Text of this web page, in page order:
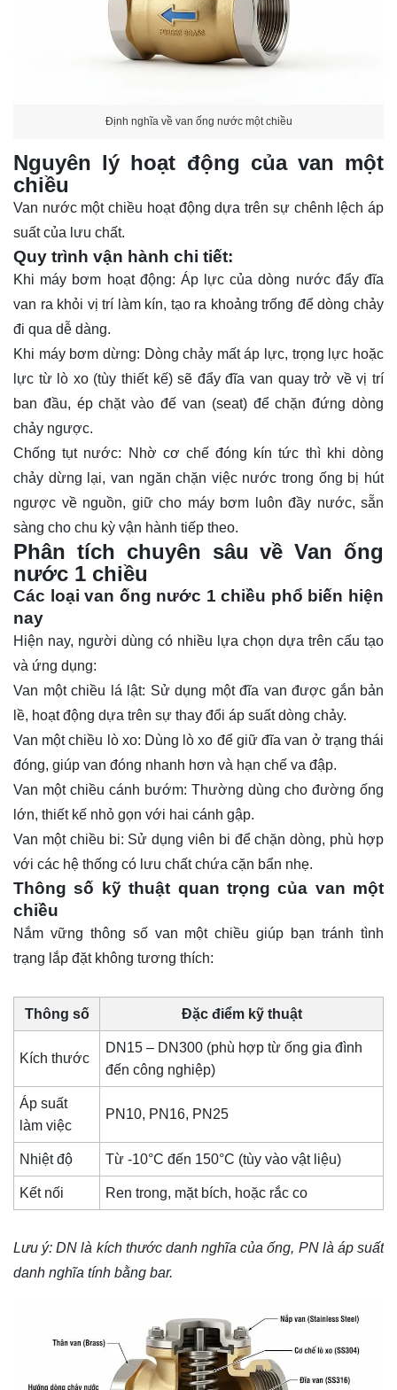
Định nghĩa về van ống nước một chiều
Nguyên lý hoạt động của van một
chiều
Van nước một chiều hoạt động dựa trên sự chênh lệch áp
suất của lưu chất.
Quy trình vận hành chi tiết:
Khi máy bơm hoạt động: Áp lực của dòng nước đẩy đĩa
van ra khỏi vị trí làm kín, tạo ra khoảng trống để dòng chảy
đi qua dễ dàng.
Khi máy bơm dừng: Dòng chảy mất áp lực, trọng lực hoặc
lực từ lò xo (tùy thiết kế) sẽ đẩy đĩa van quay trở về vị trí
ban đầu, ép chặt vào đế van (seat) để chặn đứng dòng
chảy ngược.
Chống tụt nước: Nhờ cơ chế đóng kín tức thì khi dòng
chảy dừng lại, van ngăn chặn việc nước trong ống bị hút
ngược về nguồn, giữ cho máy bơm luôn đầy nước, sẵn
sàng cho chu kỳ vận hành tiếp theo.
Phân tích chuyên sâu về Van ống
nước 1 chiều
Các loại van ống nước 1 chiều phổ biến hiện
nay
Hiện nay, người dùng có nhiều lựa chọn dựa trên cấu tạo
và ứng dụng:
Van một chiều lá lật: Sử dụng một đĩa van được gắn bản
lề, hoạt động dựa trên sự thay đổi áp suất dòng chảy.
Van một chiều lò xo: Dùng lò xo để giữ đĩa van ở trạng thái
đóng, giúp van đóng nhanh hơn và hạn chế va đập.
Van một chiều cánh bướm: Thường dùng cho đường ống
lớn, thiết kế nhỏ gọn với hai cánh gập.
Van một chiều bi: Sử dụng viên bi để chặn dòng, phù hợp
với các hệ thống có lưu chất chứa cặn bẩn nhẹ.
Thông số kỹ thuật quan trọng của van một
chiều
Nắm vững thông số van một chiều giúp bạn tránh tình
trạng lắp đặt không tương thích:
Thông số Đặc điểm kỹ thuật
Kích thước
DN15 – DN300 (phù hợp từ ống gia đình
đến công nghiệp)
Áp suất
làm việc
PN10, PN16, PN25
Nhiệt độ Từ -10°C đến 150°C (tùy vào vật liệu)
Kết nối Ren trong, mặt bích, hoặc rắc co
Lưu ý: DN là kích thước danh nghĩa của ống, PN là áp suất
danh nghĩa tính bằng bar.